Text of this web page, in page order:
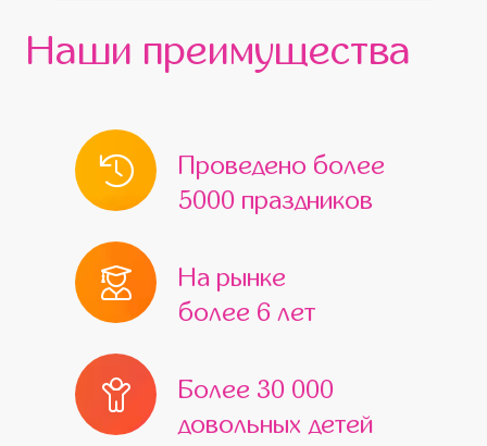
Волоколамск
Воскресенск
Дзержинский
Домодедово
Егорьевск
Ивантеевка
Кашира
Климовск
Коломна
Красноармейск
Краснознаменск
Наши преимущества
Проведено более
5000 праздников
На рынке
более 6 лет
Более 30 000
довольных детей